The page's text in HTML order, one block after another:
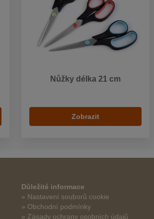
Nůžky délka 21 cm
Zobrazit
Důležité informace
» Nastavení souborů cookie
» Obchodní podmínky
» Zásady ochrany osobních údajů